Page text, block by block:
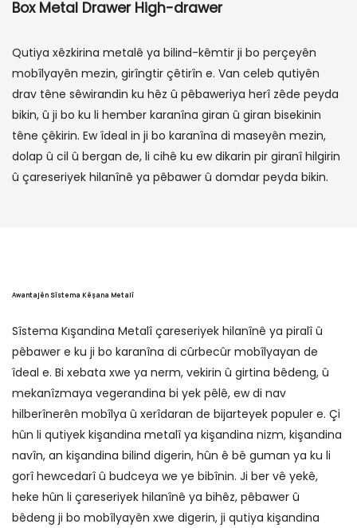
Box Metal Drawer High-drawer
Qutiya xêzkirina metalê ya bilind-kêmtir ji bo perçeyên
mobîlyayên mezin, girîngtir çêtirîn e. Van celeb qutiyên
drav têne sêwirandin ku hêz û pêbaweriya herî zêde peyda
bikin, û ji bo ku li hember karanîna giran û giran bisekinin
têne çêkirin. Ew îdeal in ji bo karanîna di maseyên mezin,
dolap û cil û bergan de, li cihê ku ew dikarin pir giranî hilgirin
û çareseriyek hilanînê ya pêbawer û domdar peyda bikin.
Awantajên Sîstema Kêşana Metalî
Sîstema Kışandina Metalî çareseriyek hilanînê ya piralî û
pêbawer e ku ji bo karanîna di cûrbecûr mobîlyayan de
îdeal e. Bi xebata xwe ya nerm, vekirin û girtina bêdeng, û
mekanîzmaya vegerandina bi yek pêlê, ew di nav
hilberînerên mobîlya û xerîdaran de bijarteyek populer e. Çi
hûn li qutiyek kişandina metalî ya kişandina nizm, kişandina
navîn, an kişandina bilind digerin, hûn ê bê guman ya ku li
gorî hewcedarî û budceya we ye bibînin. Ji ber vê yekê,
heke hûn li çareseriyek hilanînê ya bihêz, pêbawer û
bêdeng ji bo mobîlyayên xwe digerin, ji qutiya kişandina